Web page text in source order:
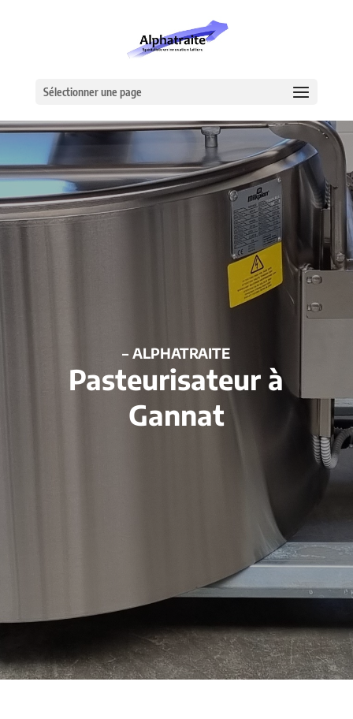
Sélectionner une page
– ALPHATRAITE
Pasteurisateur à
Gannat